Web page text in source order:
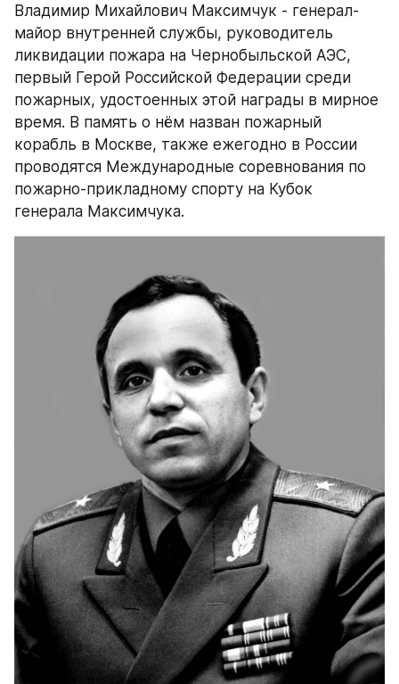
Владимир Михайлович Максимчук - генерал-
майор внутренней службы, руководитель
ликвидации пожара на Чернобыльской АЭС,
первый Герой Российской Федерации среди
пожарных, удостоенных этой награды в мирное
время. В память о нём назван пожарный
корабль в Москве, также ежегодно в России
проводятся Международные соревнования по
пожарно-прикладному спорту на Кубок
генерала Максимчука.